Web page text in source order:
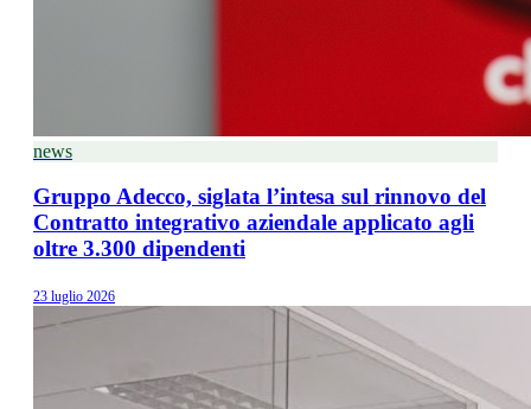
news
Gruppo Adecco, siglata l’intesa sul rinnovo del
Contratto integrativo aziendale applicato agli
oltre 3.300 dipendenti
23 luglio 2026